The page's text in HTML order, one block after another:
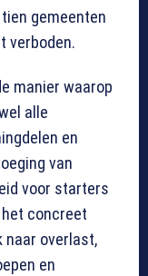
gemeenten
verboden.
manier waarop
alle
en
van
voor starters
concreet
naar overlast,
en